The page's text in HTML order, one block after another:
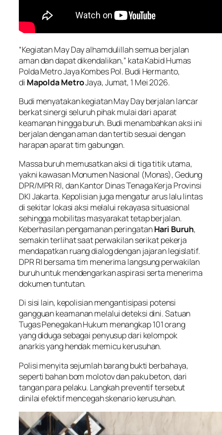
“Kegiatan May Day alhamdulillah semua berjalan
aman dan dapat dikendalikan,” kata Kabid Humas
Polda Metro Jaya Kombes Pol. Budi Hermanto,
di Mapolda MetroJaya, Jumat, 1 Mei 2026.
Budi menyatakan kegiatan May Day berjalan lancar
berkat sinergi seluruh pihak mulai dari aparat
keamanan hingga buruh. Budi menambahkan aksi ini
berjalan dengan aman dan tertib sesuai dengan
harapan aparat tim gabungan.
Massa buruh memusatkan aksi di tiga titik utama,
yakni kawasan Monumen Nasional (Monas), Gedung
DPR/MPR RI, dan Kantor Dinas Tenaga Kerja Provinsi
DKI Jakarta. Kepolisian juga mengatur arus lalu lintas
di sekitar lokasi aksi melalui rekayasa situasional
sehingga mobilitas masyarakat tetap berjalan.
Keberhasilan pengamanan peringatanHari Buruh,
semakin terlihat saat perwakilan serikat pekerja
mendapatkan ruang dialog dengan jajaran legislatif.
DPR RI bersama tim menerima langsung perwakilan
buruh untuk mendengarkan aspirasi serta menerima
dokumen tuntutan.
Di sisi lain, kepolisian mengantisipasi potensi
gangguan keamanan melalui deteksi dini. Satuan
Tugas Penegakan Hukum menangkap 101 orang
yang diduga sebagai penyusup dari kelompok
anarkis yang hendak memicu kerusuhan.
Polisi menyita sejumlah barang bukti berbahaya,
seperti bahan bom molotov dan paku beton, dari
tangan para pelaku. Langkah preventif tersebut
dinilai efektif mencegah skenario kerusuhan.